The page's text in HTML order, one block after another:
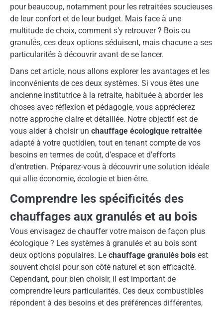
pour beaucoup, notamment pour les retraitées soucieuses
de leur confort et de leur budget. Mais face à une
multitude de choix, comment s’y retrouver ? Bois ou
granulés, ces deux options séduisent, mais chacune a ses
particularités à découvrir avant de se lancer.
Dans cet article, nous allons explorer les avantages et les
inconvénients de ces deux systèmes. Si vous êtes une
ancienne institutrice à la retraite, habituée à aborder les
choses avec réflexion et pédagogie, vous apprécierez
notre approche claire et détaillée. Notre objectif est de
vous aider à choisir un chauffage écologique retraitée
adapté à votre quotidien, tout en tenant compte de vos
besoins en termes de coût, d’espace et d’efforts
d’entretien. Préparez-vous à découvrir une solution idéale
qui allie économie, écologie et bien-être.
Comprendre les spécificités des
chauffages aux granulés et au bois
Vous envisagez de chauffer votre maison de façon plus
écologique ? Les systèmes à granulés et au bois sont
deux options populaires. Le chauffage granulés bois est
souvent choisi pour son côté naturel et son efficacité.
Cependant, pour bien choisir, il est important de
comprendre leurs particularités. Ces deux combustibles
répondent à des besoins et des préférences différentes,